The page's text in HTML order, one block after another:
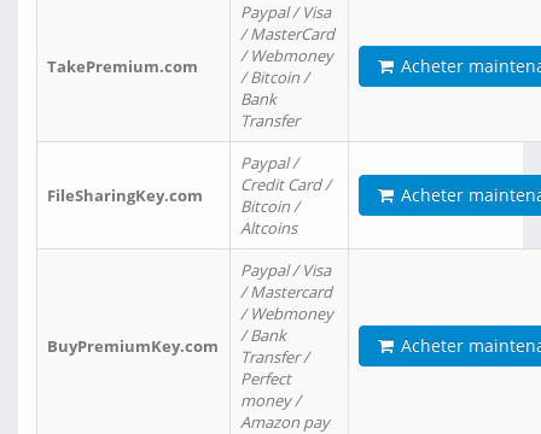
TakePremium.com
Paypal / Visa
/ MasterCard
/ Webmoney
/ Bitcoin /
Bank
Transfer
Acheter
FileSharingKey.com
Paypal /
Credit Card /
Bitcoin /
Altcoins
Acheter
BuyPremiumKey.com
Paypal / Visa
/ Mastercard
/ Webmoney
/ Bank
Transfer /
Perfect
money /
Amazon pay
Acheter